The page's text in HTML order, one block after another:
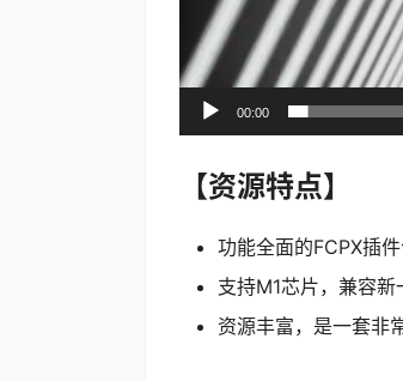
00:00
【资源特点】
功能全面的FCPX插
支持M1芯片，兼容新
资源丰富，是一套非